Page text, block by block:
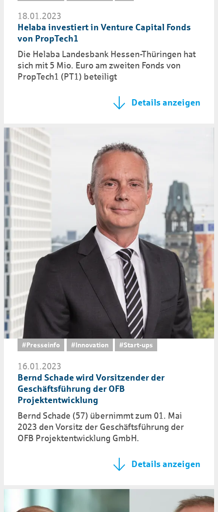
18.01.2023
Helaba investiert in Venture Capital Fonds
von PropTech1
Die Helaba Landesbank Hessen-Thüringen hat
sich mit 5 Mio. Euro am zweiten Fonds von
PropTech1 (PT1) beteiligt
Details anzeigen
#Presseinfo #Innovation #Start-ups
16.01.2023
Bernd Schade wird Vorsitzender der
Geschäftsführung der OFB
Projektentwicklung
Bernd Schade (57) übernimmt zum 01. Mai
2023 den Vorsitz der Geschäftsführung der
OFB Projektentwicklung GmbH.
Details anzeigen